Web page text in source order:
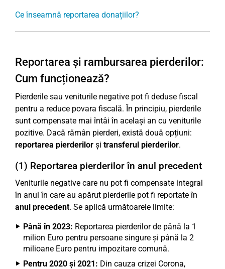
Ce înseamnă reportarea donațiilor?
Reportarea și rambursarea pierderilor:
Cum funcționează?
Pierderile sau veniturile negative pot fi deduse fiscal
pentru a reduce povara fiscală. În principiu, pierderile
sunt compensate mai întâi în același an cu veniturile
pozitive. Dacă rămân pierderi, există două opțiuni:
reportarea pierderilor și transferul pierderilor.
(1) Reportarea pierderilor în anul precedent
Veniturile negative care nu pot fi compensate integral
în anul în care au apărut pierderile pot fi reportate în
anul precedent. Se aplică următoarele limite:
Până în 2023: Reportarea pierderilor de până la 1
milion Euro pentru persoane singure și până la 2
milioane Euro pentru impozitare comună.
Pentru 2020 și 2021: Din cauza crizei Corona,